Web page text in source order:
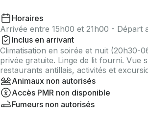
Horaires
Arrivée entre 15h00 et 21h00 - Départ
Inclus en arrivant
Climatisation en soirée et nuit (20h30-
privée gratuite. Linge de lit fourni. Vue
restaurants antillais, activités et
Animaux non autorisés
Accès PMR non disponible
Fumeurs non autorisés